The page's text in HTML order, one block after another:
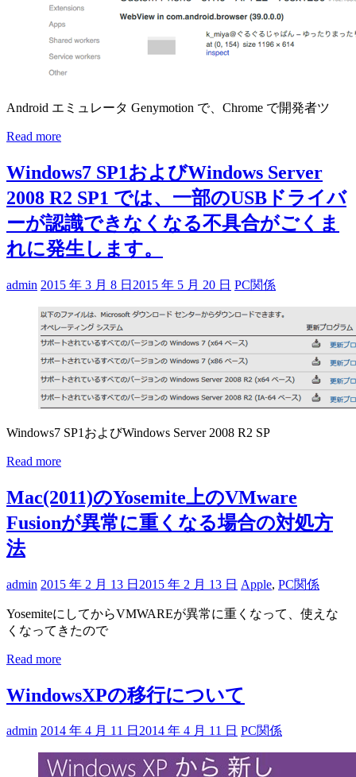
Android エミュレータ Genymotion で、Chrome で開発者ツ
Read more
Windows7 SP1およびWindows Server
2008 R2 SP1 では、一部のUSBドライバ
ーが認識できなくなる不具合がごくま
れに発生します。
admin 2015 年 3 月 8 日 2015 年 5 月 20 日 PC関係
Windows7 SP1およびWindows Server 2008 R2 SP
Read more
Mac(2011)のYosemite上のVMware
Fusionが異常に重くなる場合の対処方
法
admin 2015 年 2 月 13 日 2015 年 2 月 13 日 Apple, PC関係
YosemiteにしてからVMWAREが異常に重くなって、使えな
くなってきたので
Read more
WindowsXPの移行について
admin 2014 年 4 月 11 日 2014 年 4 月 11 日 PC関係